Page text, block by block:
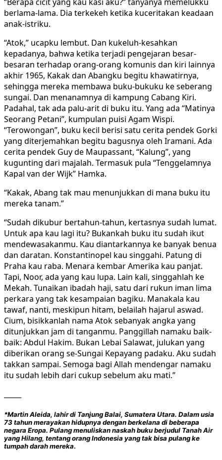
berlama-lama. Dia terkekeh ketika kuceritakan keadaan
anak-istriku.
“Atok,” ucapku lembut. Dan kukeluh-kesahkan
kepadanya, bahwa ketika terjadi pengejaran besar-
besaran terhadap orang-orang komunis dan kiri lainnya
akhir 1965, Kakak dan Abangku begitu khawatirnya,
sehingga mereka membawa buku-bukuku ke seberang
sungai. Dan menanamnya di kampung Cabang Kiri.
Padahal, tak ada palu-arit di buku itu. Yang ada “Matinya
Seorang Petani”, kumpulan puisi Agam Wispi.
“Terowongan”, buku kecil berisi satu cerita pendek Gorki
yang diterjemahkan begitu bagusnya oleh Iramani. Ada
cerita pendek Guy de Maupassant, “Kalung”, yang
kugunting dari majalah. Termasuk pula “Tenggelamnya
Kapal van der Wijk” Hamka.
“Kakak, Abang tak mau menunjukkan di mana buku itu
mereka tanam.”
“Sudah dikubur bertahun-tahun, kertasnya sudah lumat.
Untuk apa kau lagi itu? Bukankah buku itu sudah ikut
mendewasakanmu. Kau diantarkannya ke banyak benua
dan daratan. Konstantinopel kau singgahi. Patung di
Praha kau raba. Menara kembar Amerika kau panjat.
Tapi, Noor, ada yang kau lupa. Lain kali, singgahlah ke
Mekah. Tunaikan ibadah haji, satu dari rukun iman lima
perkara yang tak kesampaian bagiku. Manakala kau
tawaf, nanti, meskipun hitam, belailah hajarul aswad.
Cium, bisikkanlah nama Atok sebanyak angka yang
ditunjukkan jam di tanganmu. Panggillah namaku baik-
baik: Abdul Hakim. Bukan Lebai Salawat, julukan yang
diberikan orang se-Sungai Kepayang padaku. Aku sudah
takkan sampai. Semoga bagi Allah mendengar namaku
itu sudah lebih dari cukup sebelum aku mati.”
*Martin Aleida, lahir di Tanjung Balai, Sumatera Utara. Dalam usia
73 tahun merayakan hidupnya dengan berkelana di beberapa
negara Eropa. Pulang menuliskan naskah buku berjudul Tanah Air
yang Hilang, tentang orang Indonesia yang tak bisa pulang ke
tumpah darah mereka.